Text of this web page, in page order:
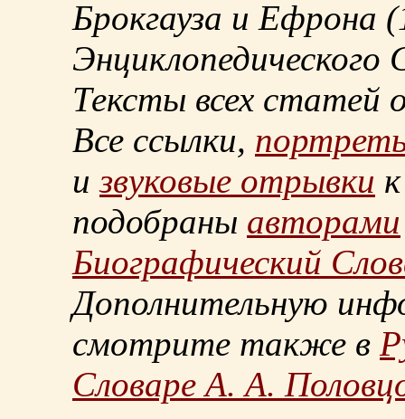
Брокгауза и Ефрона
Энциклопедического
Тексты всех статей
Все ссылки,
извуковые отрывки
подобраны авторами
Биографический
Дополнительную
смотрите также в
Словаре А. А.